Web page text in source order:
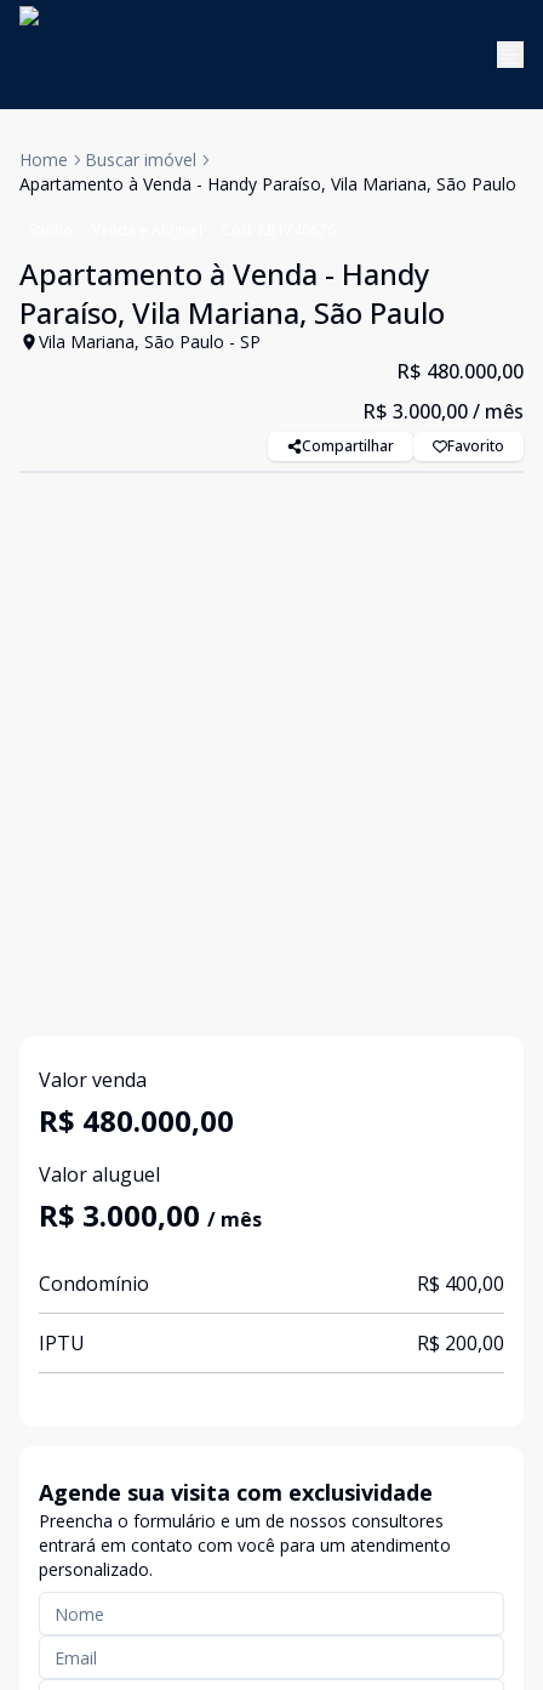
Home
Buscar imóvel
Apartamento à Venda - Handy Paraíso, Vila Mariana, São Paulo
Apartamento à Venda - Handy
Paraíso, Vila Mariana, São Paulo
Vila Mariana, São Paulo - SP
R$ 480.000,00
R$ 3.000,00/ mês
Compartilhar Favorito
Valor venda
R$ 480.000,00
Valor aluguel
R$ 3.000,00 / mês
Condomínio R$ 400,00
IPTU R$ 200,00
Agende sua visita com exclusividade
Preencha o formulário e um de nossos consultores
entrará em contato com você para um atendimento
personalizado.